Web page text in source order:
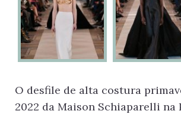
O desfile de alta costura
2022 da Maison Schiaparelli na